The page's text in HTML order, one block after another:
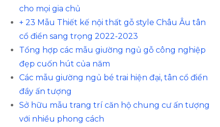
cho mọi gia chủ
+ 23 Mẫu Thiết kế nội thất gỗ style Châu Âu tân
cổ điển sang trọng 2022-2023
Tổng hợp các mẫu giường ngủ gỗ công nghiệp
đẹp cuốn hút của năm
Các mẫu giường ngủ bé trai hiện đại, tân cổ điển
đầy ấn tượng
Sở hữu mẫu trang trí căn hộ chung cư ấn tượng
với nhiều phong cách